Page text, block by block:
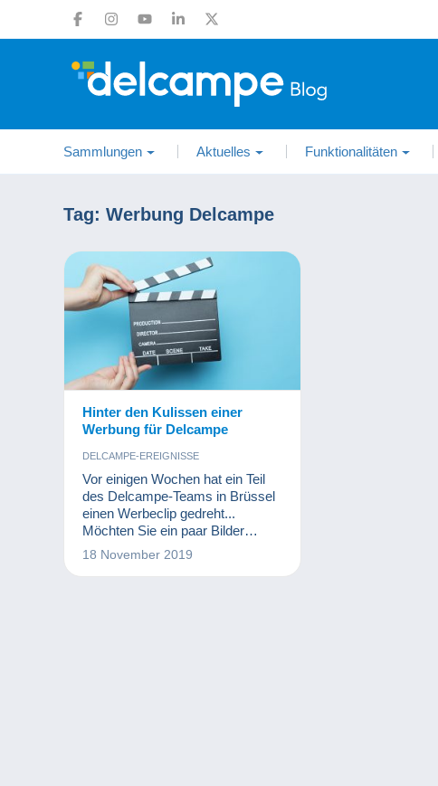
Sammlungen Aktuelles Funktionalitäten
Tag: Werbung Delcampe
Hinter den Kulissen einer
Werbung für Delcampe
DELCAMPE-EREIGNISSE
Vor einigen Wochen hat ein Teil
des Delcampe-Teams in Brüssel
einen Werbeclip gedreht...
Möchten Sie ein paar Bilder
sehen?
18 November 2019